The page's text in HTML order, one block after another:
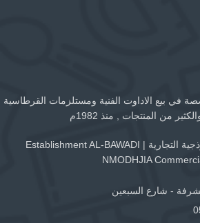
في بيع الاداوت الفنية ومستلزمات القرطاسية
من المنتجات , منذ 1982م
مؤسسة البوادي النموذجية التجارية | Establishment AL-BAWADI
NMODHJIA
- شارع السبعين